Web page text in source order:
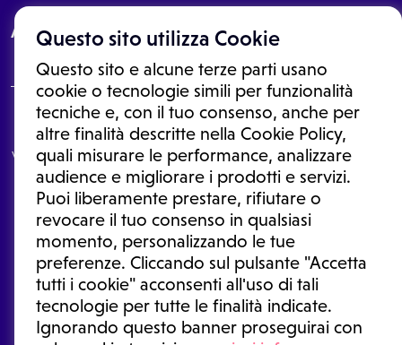
Questo sito utilizza Cookie
Questo sito e alcune terze parti usano
cookie o tecnologie simili per funzionalità
tecniche e, con il tuo consenso, anche per
altre finalità descritte nella Cookie Policy,
quali misurare le performance, analizzare
audience e migliorare i prodotti e servizi.
Puoi liberamente prestare, rifiutare o
revocare il tuo consenso in qualsiasi
momento, personalizzando le tue
preferenze. Cliccando sul pulsante "Accetta
tutti i cookie" acconsenti all'uso di tali
tecnologie per tutte le finalità indicate.
Ignorando questo banner proseguirai con
About
Le informazioni proposte in questo sito non sono un consulto medico.
In nessun caso, queste informazioni sostituiscono un consulto, una
visita o una diagnosi formulata dal medico. Non si devono considerare
le informazioni disponibili come suggerimenti per la formulazione di
una diagnosi, la determinazione di un trattamento o l'assunzione o
sospensione di un farmaco senza prima consultare un medico di
medicina generale o uno specialista.
Condizioni di utilizzo|Privacy Policy |Gestione cookie
Ⓒ 2026 | Tutti i diritti riservati.